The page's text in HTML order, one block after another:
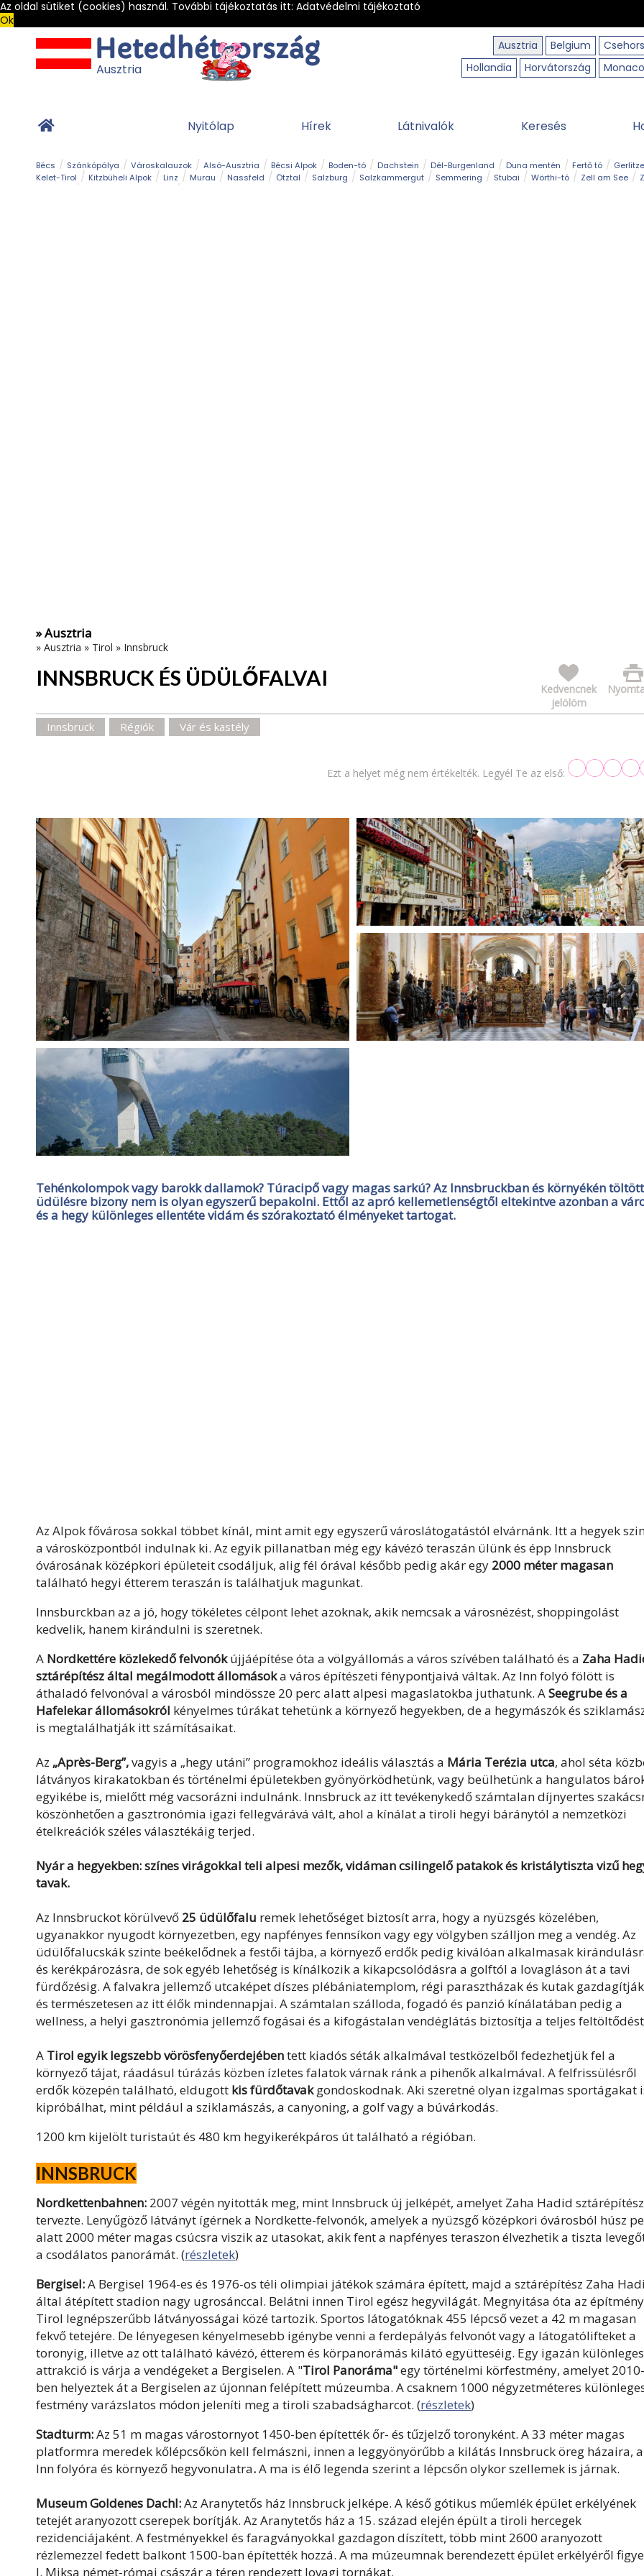
Az oldal sütiket (cookies) használ. További tájékoztatás itt: Adatvédelmi tájékoztató
Ok
Ausztria
Belgium
Hollandia
Horvátország Monaco
Ausztria
Nyitólap Hírek Látnivalók Keresés
Bécs Szánkópálya Városkalauzok Alsó-Ausztria Bécsi Alpok Boden-tó Dachstein Dél-Burgenland Duna mentén Fertő tó
Kelet-Tirol
Kitzbüheli Alpok Linz Murau Nassfeld Ötztal Salzburg Salzkammergut Semmering Stubai Wörthi-tó Zell am See
» Ausztria
» Ausztria » Tirol » Innsbruck
INNSBRUCK ÉS ÜDÜLŐFALVAI
Kedvencnek
jelölöm
Innsbruck Régiók Vár és kastély
Ezt a helyet még nem értékelték. Legyél Te az első:
Tehénkolompok vagy barokk dallamok? Túracipő vagy magas sarkú? Az Innsbruckban és környékén töltött
üdülésre bizony nem is olyan egyszerű bepakolni. Ettől az apró kellemetlenségtől eltekintve azonban a
és a hegy különleges ellentéte vidám és szórakoztató élményeket tartogat.
Az Alpok fővárosa sokkal többet kínál, mint amit egy egyszerű városlátogatástól elvárnánk. Itt a hegyek
a városközpontból indulnak ki. Az egyik pillanatban még egy kávézó teraszán ülünk és épp Innsbruck
óvárosának középkori épületeit csodáljuk, alig fél órával később pedig akár egy 2000 méter magasan
található hegyi étterem teraszán is találhatjuk magunkat.
Innsburckban az a jó, hogy tökéletes célpont lehet azoknak, akik nemcsak a városnézést, shoppingolást
kedvelik, hanem kirándulni is szeretnek.
A Nordkettére közlekedő felvonókújjáépítése óta a völgyállomás a város szívében található és a Zaha
sztárépítész által megálmodott állomásoka város építészeti fénypontjaivá váltak. Az Inn folyó fölött is
áthaladó felvonóval a városból mindössze 20 perc alatt alpesi magaslatokba juthatunk. ASeegrube és a
Hafelekar állomásokról kényelmes túrákat tehetünk a környező hegyekben, de a hegymászók és
is megtalálhatják itt számításaikat.
Az „Après-Berg”,vagyis a „hegy utáni” programokhoz ideális választás a Mária Terézia utca, ahol séta
látványos kirakatokban és történelmi épületekben gyönyörködhetünk, vagy beülhetünk a hangulatos
egyikébe is, mielőtt még vacsorázni indulnánk. Innsbruck az itt tevékenykedő számtalan díjnyertes
köszönhetően a gasztronómia igazi fellegvárává vált, ahol a kínálat a tiroli hegyi báránytól a nemzetközi
ételkreációk széles választékáig terjed.
Nyár a hegyekben: színes virágokkal teli alpesi mezők, vidáman csilingelő patakok és kristálytiszta vizű
tavak.
Az Innsbruckot körülvevő 25 üdülőfalu remek lehetőséget biztosít arra, hogy a nyüzsgés közelében,
ugyanakkor nyugodt környezetben, egy napfényes fennsíkon vagy egy völgyben szálljon meg a vendég. Az
üdülőfalucskák szinte beékelődnek a festői tájba, a környező erdők pedig kiválóan alkalmasak
és kerékpározásra, de sok egyéb lehetőség is kínálkozik a kikapcsolódásra a golftól a lovagláson át a tavi
fürdőzésig. A falvakra jellemző utcaképet díszes plébániatemplom, régi parasztházak és kutak
és természetesen az itt élők mindennapjai. A számtalan szálloda, fogadó és panzió kínálatában pedig a
wellness, a helyi gasztronómia jellemző fogásai és a kifogástalan vendéglátás biztosítja a teljes
A Tirol egyik legszebb vörösfenyőerdejébentett kiadós séták alkalmával testközelből fedezhetjük fel a
környező tájat, ráadásul túrázás közben ízletes falatok várnak ránk a pihenők alkalmával. A felfrissülésről
erdők közepén található, eldugott kis fürdőtavakgondoskodnak. Aki szeretné olyan izgalmas sportágakat
kipróbálhat, mint például a sziklamászás, a canyoning, a golf vagy a búvárkodás.
1200 km kijelölt turistaút és 480 km hegyikerékpáros út található a régióban.
INNSBRUCK
Nordkettenbahnen: 2007 végén nyitották meg, mint Innsbruck új jelképét, amelyet Zaha Hadid sztárépítész
tervezte. Lenyűgöző látványt ígérnek a Nordkette-felvonók, amelyek a nyüzsgő középkori óvárosból húsz
alatt 2000 méter magas csúcsra viszik az utasokat, akik fent a napfényes teraszon élvezhetik a tiszta
a csodálatos panorámát. (részletek)
Bergisel:A Bergisel 1964-es és 1976-os téli olimpiai játékok számára épített, majd a sztárépítész Zaha
által átépített stadion nagy ugrosánccal. Belátni innen Tirol egész hegyvilágát. Megnyitása óta az építmény
Tirol legnépszerűbb látványosságai közé tartozik. Sportos látogatóknak 455 lépcső vezet a 42 m magasan
fekvő tetejére. De lényegesen kényelmesebb igénybe venni a ferdepályás felvonót vagy a látogatólifteket a
toronyig, illetve az ott található kávézó, étterem és körpanorámás kilátó együtteséig. Egy igazán különleges
attrakció is várja a vendégeket a Bergiselen. A "Tirol Panoráma"egy történelmi körfestmény, amelyet 2010-
ben helyeztek át a Bergiselen az újonnan felépített múzeumba. A csaknem 1000 négyzetméteres
festmény varázslatos módon jeleníti meg a tiroli szabadságharcot. (részletek)
Stadturm:Az 51 m magas várostornyot 1450-ben építették őr- és tűzjelző toronyként. A 33 méter magas
platformra meredek kőlépcsőkön kell felmászni, innen a leggyönyörűbb a kilátás Innsbruck öreg házaira,
Inn folyóra és környező hegyvonulatra.A ma is élő legenda szerint a lépcsőn olykor szellemek is járnak.
Museum Goldenes Dachl:Az Aranytetős ház Innsbruck jelképe. A késő gótikus műemlék épület erkélyének
tetejét aranyozott cserepek borítják. Az Aranytetős ház a 15. század elején épült a tiroli hercegek
rezidenciájaként. A festményekkel és faragványokkal gazdagon díszített, több mint 2600 aranyozott
rézlemezzel fedett balkont 1500-ban építették hozzá. A ma múzeumnak berendezett épület erkélyéről
I. Miksa német-római császár a téren rendezett lovagi tornákat.